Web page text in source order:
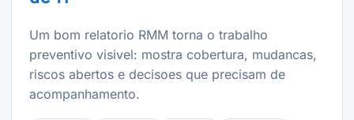
Um bom relatorio RMM torna o trabalho
preventivo visivel: mostra cobertura, mudancas,
riscos abertos e decisoes que precisam de
acompanhamento.